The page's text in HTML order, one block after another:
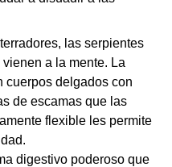
las serpientes
a la mente. La
cuerpos delgados con
de escamas que las
flexible les permite
digestivo poderoso que